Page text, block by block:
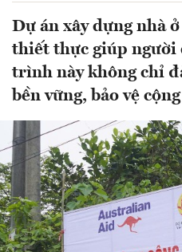
Dự án xây dựng nhà
thiết thực giúp người
trình này không chỉ
bền vững, bảo vệ